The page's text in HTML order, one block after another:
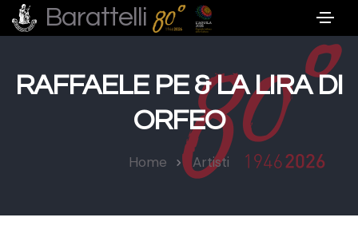
Barattelli
RAFFAELE PE & LA LIRA DI
ORFEO
Home Artisti